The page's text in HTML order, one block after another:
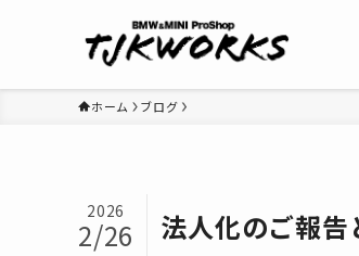
ホーム ブログ
法人化のご報告
2026
2/26